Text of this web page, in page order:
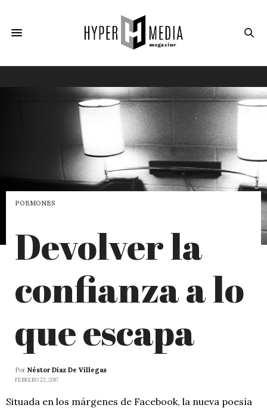
POEMONES
Devolver la
confianza a lo
que escapa
Por Néstor Díaz De Villegas
FEBRERO 22, 2017
Situada en los márgenes de Facebook, la nueva poesía